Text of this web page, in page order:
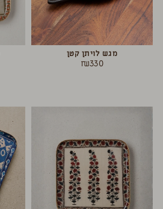
מגש לויתן קטן
₪330